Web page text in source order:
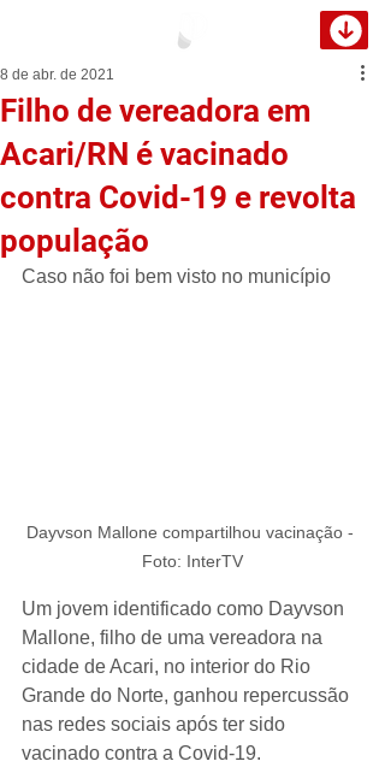
Filho de vereadora em
Acari/RN é vacinado
contra Covid-19 e revolta
população
8 de abr. de 2021
Caso não foi bem visto no município
Dayvson Mallone compartilhou vacinação -
Foto: InterTV
Um jovem identificado como Dayvson
Mallone, filho de uma vereadora na
cidade de Acari, no interior do Rio
Grande do Norte, ganhou repercussão
nas redes sociais após ter sido
vacinado contra a Covid-19.